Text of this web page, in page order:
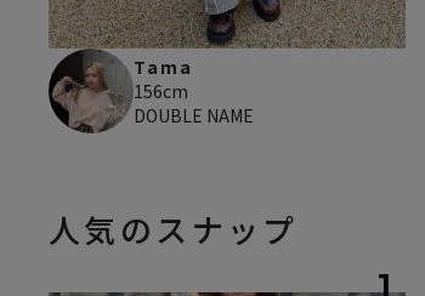
Tama
156cm
DOUBLE NAME
人気のスナップ